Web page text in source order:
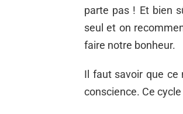
parte pas ! Et bien
seul et on
faire notre bonheur.
Il faut savoir que ce
conscience. Ce